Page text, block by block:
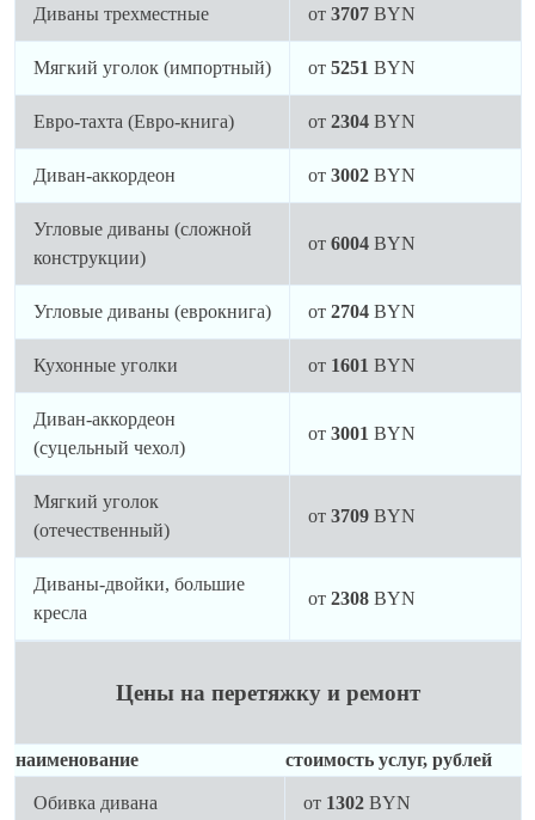
Диваны трехместные от 3707BYN
Мягкий уголок (импортный) от 5251 BYN
Евро-тахта (Евро-книга) от 2304BYN
Диван-аккордеон от 3002BYN
Угловые диваны (сложной
конструкции)
от 6004BYN
Угловые диваны (еврокнига) от 2704BYN
Кухонные уголки от 1601 BYN
Диван-аккордеон
(суцельный чехол)
от 3001 BYN
Мягкий уголок
(отечественный)
от 3709BYN
Диваны-двойки, большие
кресла
от 2308BYN
Цены на перетяжку и ремонт
наименование стоимость услуг, рублей
Обивка дивана от 1302BYN